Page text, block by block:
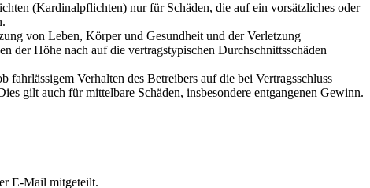
(Kardinalpflichten) nur für Schäden, die auf ein vorsätzliches oder
von Leben, Körper und Gesundheit und der Verletzung
der Höhe nach auf die vertragstypischen Durchschnittsschäden
Verhalten des Betreibers auf die bei Vertragsschluss
gilt auch für mittelbare Schäden, insbesondere entgangenen Gewinn.
E-Mail mitgeteilt.